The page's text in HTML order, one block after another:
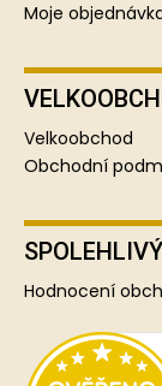
Moje
Velkoobchod
Obchodní
Hodnocení